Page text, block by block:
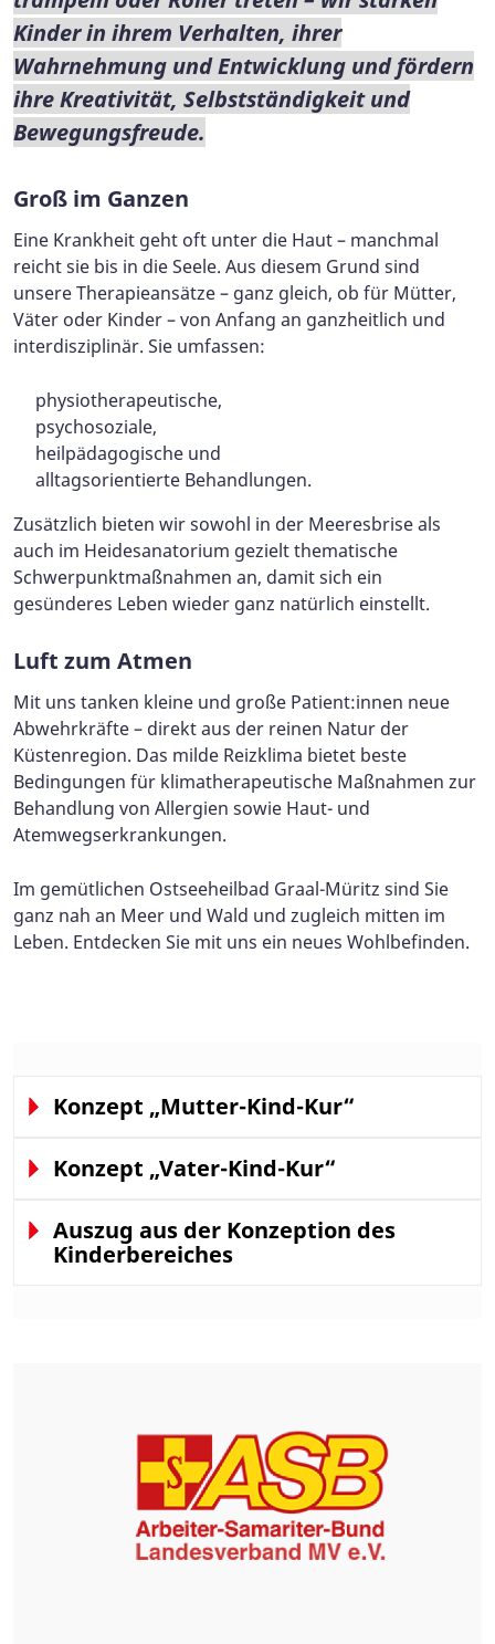
Kinder in ihrem Verhalten, ihrer
Wahrnehmung und Entwicklung und fördern
ihre Kreativität, Selbstständigkeit und
Bewegungsfreude.
Groß im Ganzen
Eine Krankheit geht oft unter die Haut – manchmal
reicht sie bis in die Seele. Aus diesem Grund sind
unsere Therapieansätze – ganz gleich, ob für Mütter,
Väter oder Kinder – von Anfang an ganzheitlich und
interdisziplinär. Sie umfassen:
physiotherapeutische,
psychosoziale,
heilpädagogische und
alltagsorientierte Behandlungen.
Zusätzlich bieten wir sowohl in der Meeresbrise als
auch im Heidesanatorium gezielt thematische
Schwerpunktmaßnahmen an, damit sich ein
gesünderes Leben wieder ganz natürlich einstellt.
Luft zum Atmen
Mit uns tanken kleine und große Patient:innen neue
Abwehrkräfte – direkt aus der reinen Natur der
Küstenregion. Das milde Reizklima bietet beste
Bedingungen für klimatherapeutische Maßnahmen zur
Behandlung von Allergien sowie Haut- und
Atemwegserkrankungen.
Im gemütlichen Ostseeheilbad Graal-Müritz sind Sie
ganz nah an Meer und Wald und zugleich mitten im
Leben. Entdecken Sie mit uns ein neues Wohlbefinden.
Konzept „Mutter-Kind-Kur“
Konzept „Vater-Kind-Kur“
Auszug aus der Konzeption des
Kinderbereiches